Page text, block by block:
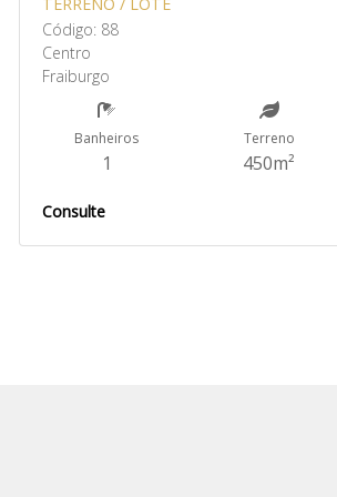
TERRENO / LOTE
Código: 88
Centro
Fraiburgo
Banheiros
1
Terreno
450m²
Consulte